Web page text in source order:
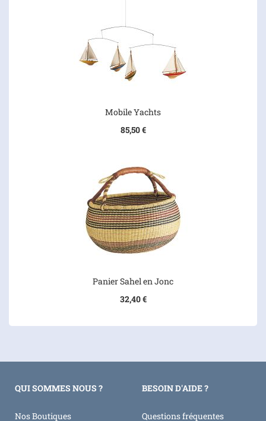
Mobile Yachts
85,50 €
Panier Sahel en Jonc
32,40 €
QUI SOMMES NOUS ?
Nos Boutiques
BESOIN D'AIDE ?
Questions fréquentes